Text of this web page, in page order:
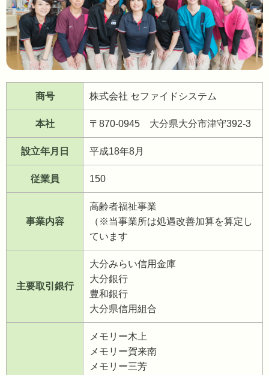
商号 株式会社 セファイドシステム
本社 〒870-0945 大分県大分市津守392-3
設立年月日 平成18年8月
従業員 150
事業内容
高齢者福祉事業
（※当事業所は処遇改善加算を算定し
ています
主要取引銀行
大分みらい信用金庫
大分銀行
豊和銀行
大分県信用組合
メモリー木上
メモリー賀来南
メモリー三芳